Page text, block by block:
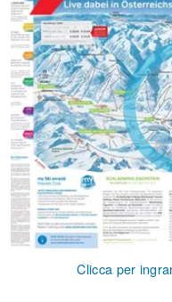
Clicca per